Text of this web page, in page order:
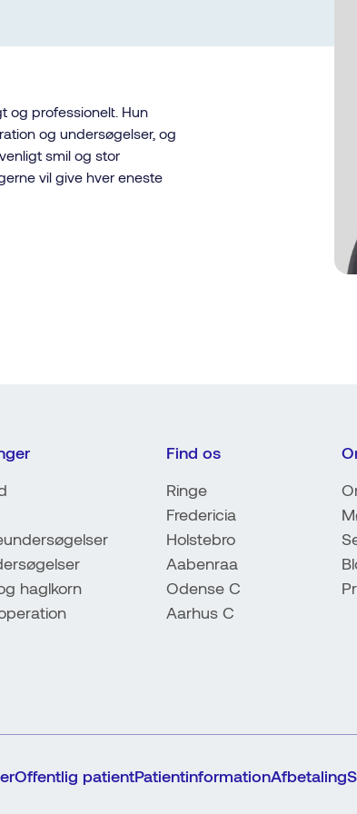
og professionelt. Hun
og undersøgelser, og
smil og stor
vil give hver eneste
haglkorn
Find os
Ringe
Fredericia
Holstebro
Aabenraa
Odense C
Aarhus C
Offentlig patientPatientinformationAfbetaling